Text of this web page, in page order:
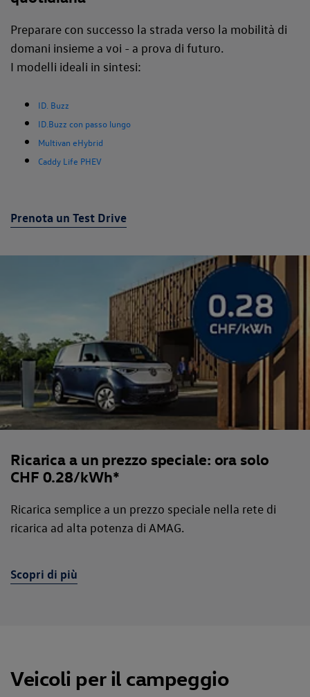
Preparare con successo la strada verso la mobilità di
domani insieme a voi - a prova di futuro.
I modelli ideali in sintesi:
ID. Buzz
ID.Buzz con passo lungo
Multivan eHybrid
Caddy Life PHEV
Prenota un Test Drive
Ricarica a un prezzo speciale: ora solo
CHF 0.28/kWh*
Ricarica semplice a un prezzo speciale nella rete di
ricarica ad alta potenza di AMAG.
Scopri di più
Veicoli per il campeggio